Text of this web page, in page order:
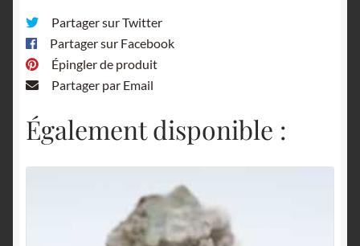
Partager sur Twitter
Partager sur Facebook
Épingler de produit
Partager par Email
Également disponible :